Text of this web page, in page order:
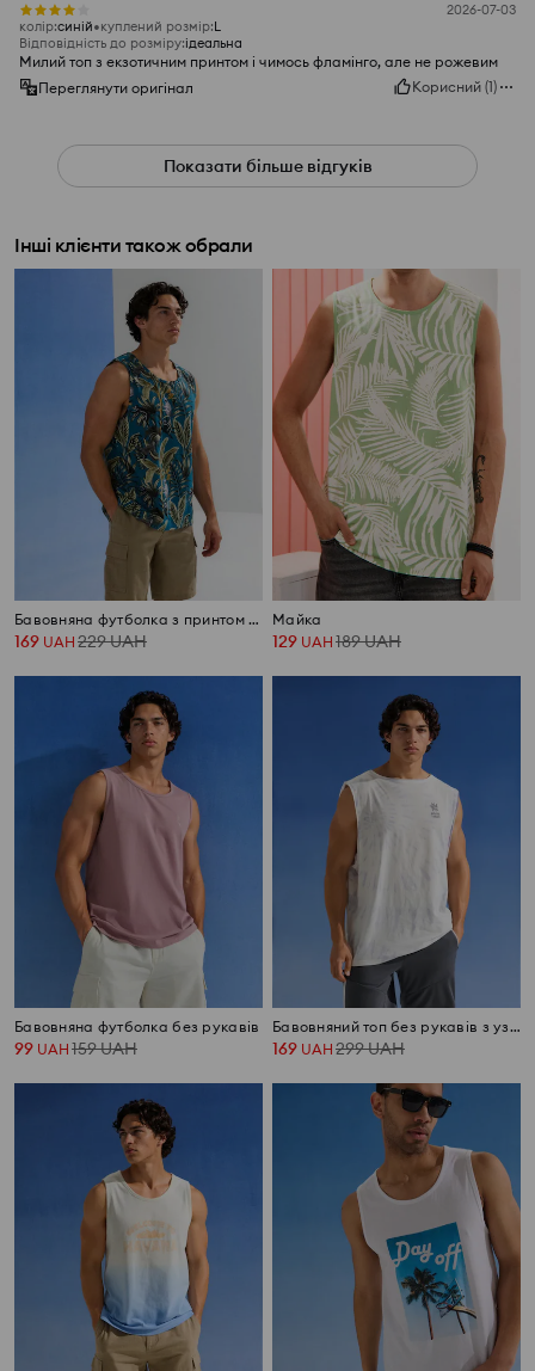
2026-07-03
колір:синій куплений розмір:L
Відповідність до розміру:ідеальна
Милий топ з екзотичним принтом і чимось фламінго, але не рожевим
Переглянути оригінал
Корисний (1)
Показати більше відгуків
Інші клієнти також обрали
Бавовняна футболка з принтом джунглів
169 UAH 229UAH
Майка
129 UAH 189UAH
Бавовняна футболка без рукавів
99 UAH 159UAH
Бавовняний топ без рукавів з узором tie dye
169 UAH 299UAH